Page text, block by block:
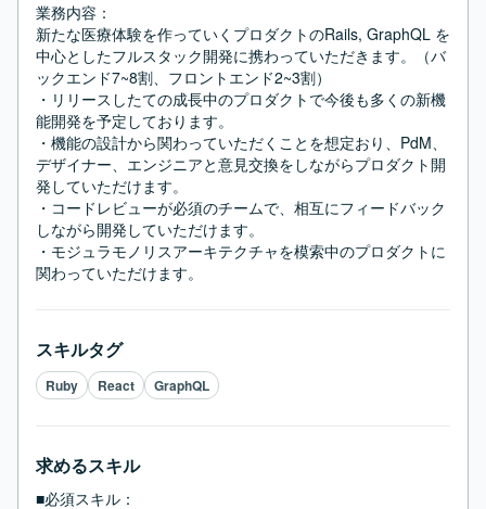
業務内容：
新たな医療体験を作っていくプロダクトのRails, GraphQL を
中心としたフルスタック開発に携わっていただきます。（バ
ックエンド7~8割、フロントエンド2~3割）
・リリースしたての成長中のプロダクトで今後も多くの新機
能開発を予定しております。
・機能の設計から関わっていただくことを想定おり、PdM、
デザイナー、エンジニアと意見交換をしながらプロダクト開
発していただけます。
・コードレビューが必須のチームで、相互にフィードバック
しながら開発していただけます。
・モジュラモノリスアーキテクチャを模索中のプロダクトに
関わっていただけます。
スキルタグ
Ruby React GraphQL
求めるスキル
■必須スキル：